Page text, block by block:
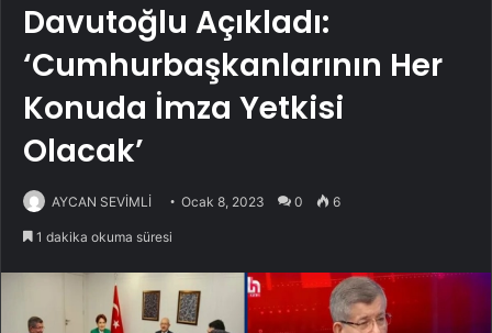
Davutoğlu Açıkladı:
‘Cumhurbaşkanlarının Her
Konuda İmza Yetkisi
Olacak’
AYCAN SEVİMLİ Ocak 8, 2023 0 6
1 dakika okuma süresi